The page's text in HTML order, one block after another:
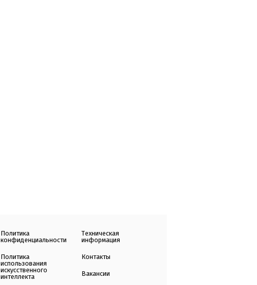
Политика
конфиденциальности
Политика
использования
искусственного
интеллекта
Техническая
информация
Контакты
Вакансии